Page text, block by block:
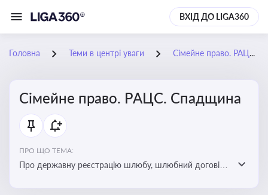
ВХІД ДО LIGA360
Головна Теми в центрі уваги Сімейне право. РАЦС. Спадщина
Сімейне право. РАЦС. Спадщина
ПРО ЩО ТЕМА:
Про державну реєстрацію шлюбу, шлюбний договір,